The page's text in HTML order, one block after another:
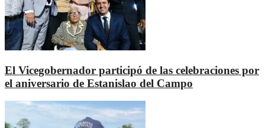
El Vicegobernador participó de las celebraciones por
el aniversario de Estanislao del Campo